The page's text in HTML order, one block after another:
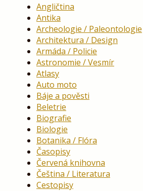
Angličtina
Antika
Archeologie / Paleontologie
Architektura / Design
Armáda / Policie
Astronomie / Vesmír
Atlasy
Auto moto
Báje a pověsti
Beletrie
Biografie
Biologie
Botanika / Flóra
Časopisy
Červená knihovna
Čeština / Literatura
Cestopisy